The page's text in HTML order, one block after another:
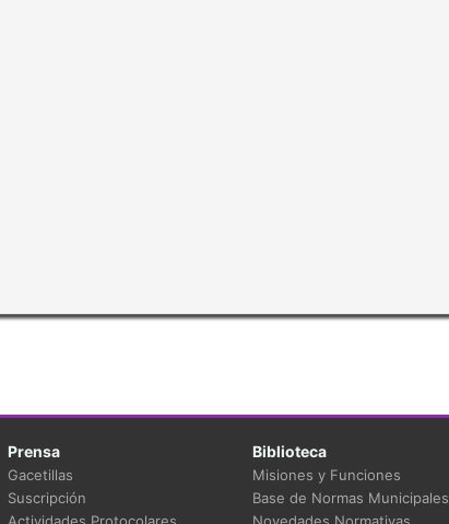
Prensa
Gacetillas
Suscripción
Biblioteca
Misiones y Funciones
Base de Normas Municipales